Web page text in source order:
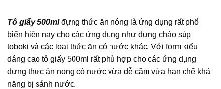
Tô giấy 500mlđựng thức ăn nóng là ứng dụng rất phổ
biến hiện nay cho các ứng dụng như đựng cháo súp
toboki và các loại thức ăn có nước khác. Với form kiểu
dáng cao tô giấy 500ml rất phù hợp cho các ứng dụng
đựng thức ăn nong có nước vừa dễ cầm vừa hạn chế khả
năng bị sánh nước.